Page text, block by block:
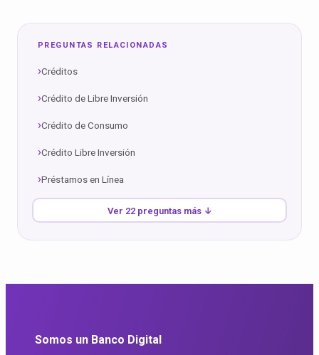
PREGUNTAS RELACIONADAS
Créditos
Crédito de Libre Inversión
Crédito de Consumo
Crédito Libre Inversión
Préstamos en Línea
Ver 22 preguntas más ↓
Somos un Banco Digital